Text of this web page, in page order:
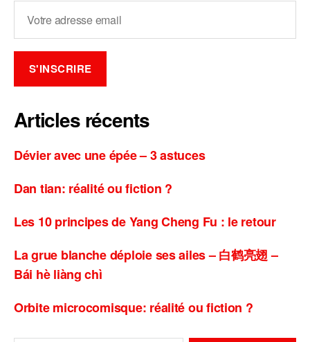
Articles récents
Dévier avec une épée – 3 astuces
Dan tian: réalité ou fiction ?
Les 10 principes de Yang Cheng Fu : le retour
La grue blanche déploie ses ailes – 白鹤亮翅 –
Bái hè liàng chì
Orbite microcomisque: réalité ou fiction ?